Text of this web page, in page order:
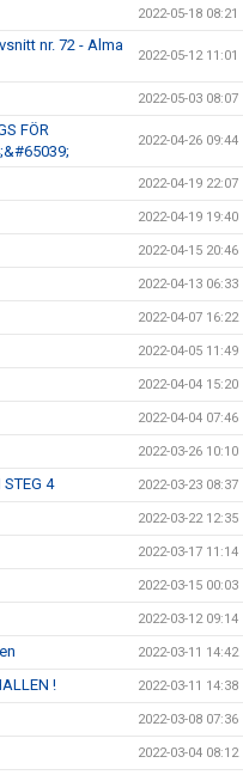
2022-05-18 08:21
nr. 72 - Alma
2022-05-12 11:01
2022-05-03 08:07
FÖR
2022-04-26 09:44
2022-04-19 22:07
2022-04-19 19:40
2022-04-15 20:46
2022-04-13 06:33
2022-04-07 16:22
2022-04-05 11:49
2022-04-04 15:20
2022-04-04 07:46
2022-03-26 10:10
STEG 4 2022-03-23 08:37
2022-03-22 12:35
2022-03-17 11:14
2022-03-15 00:03
2022-03-12 09:14
2022-03-11 14:42
! 2022-03-11 14:38
2022-03-08 07:36
2022-03-04 08:12